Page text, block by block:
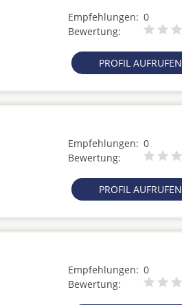
Empfehlungen: 0
Bewertung:
PROFIL AUFRUFEN
Empfehlungen: 0
Bewertung:
PROFIL AUFRUFEN
Empfehlungen: 0
Bewertung: